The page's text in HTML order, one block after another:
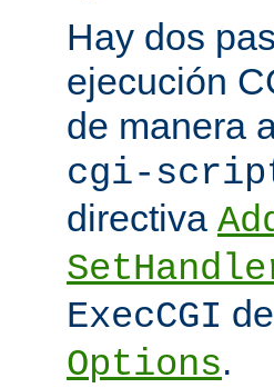
Hay dos
ejecución
de manera
cgi-
directiva
ExecCGI
Options.